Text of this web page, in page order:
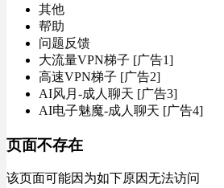
其他
帮助
问题反馈
大流量VPN梯子 [广告1]
高速VPN梯子 [广告2]
AI风月-成人聊天 [广告3]
AI电子魅魔-成人聊天 [广告4]
页面不存在
该页面可能因为如下原因无法访问